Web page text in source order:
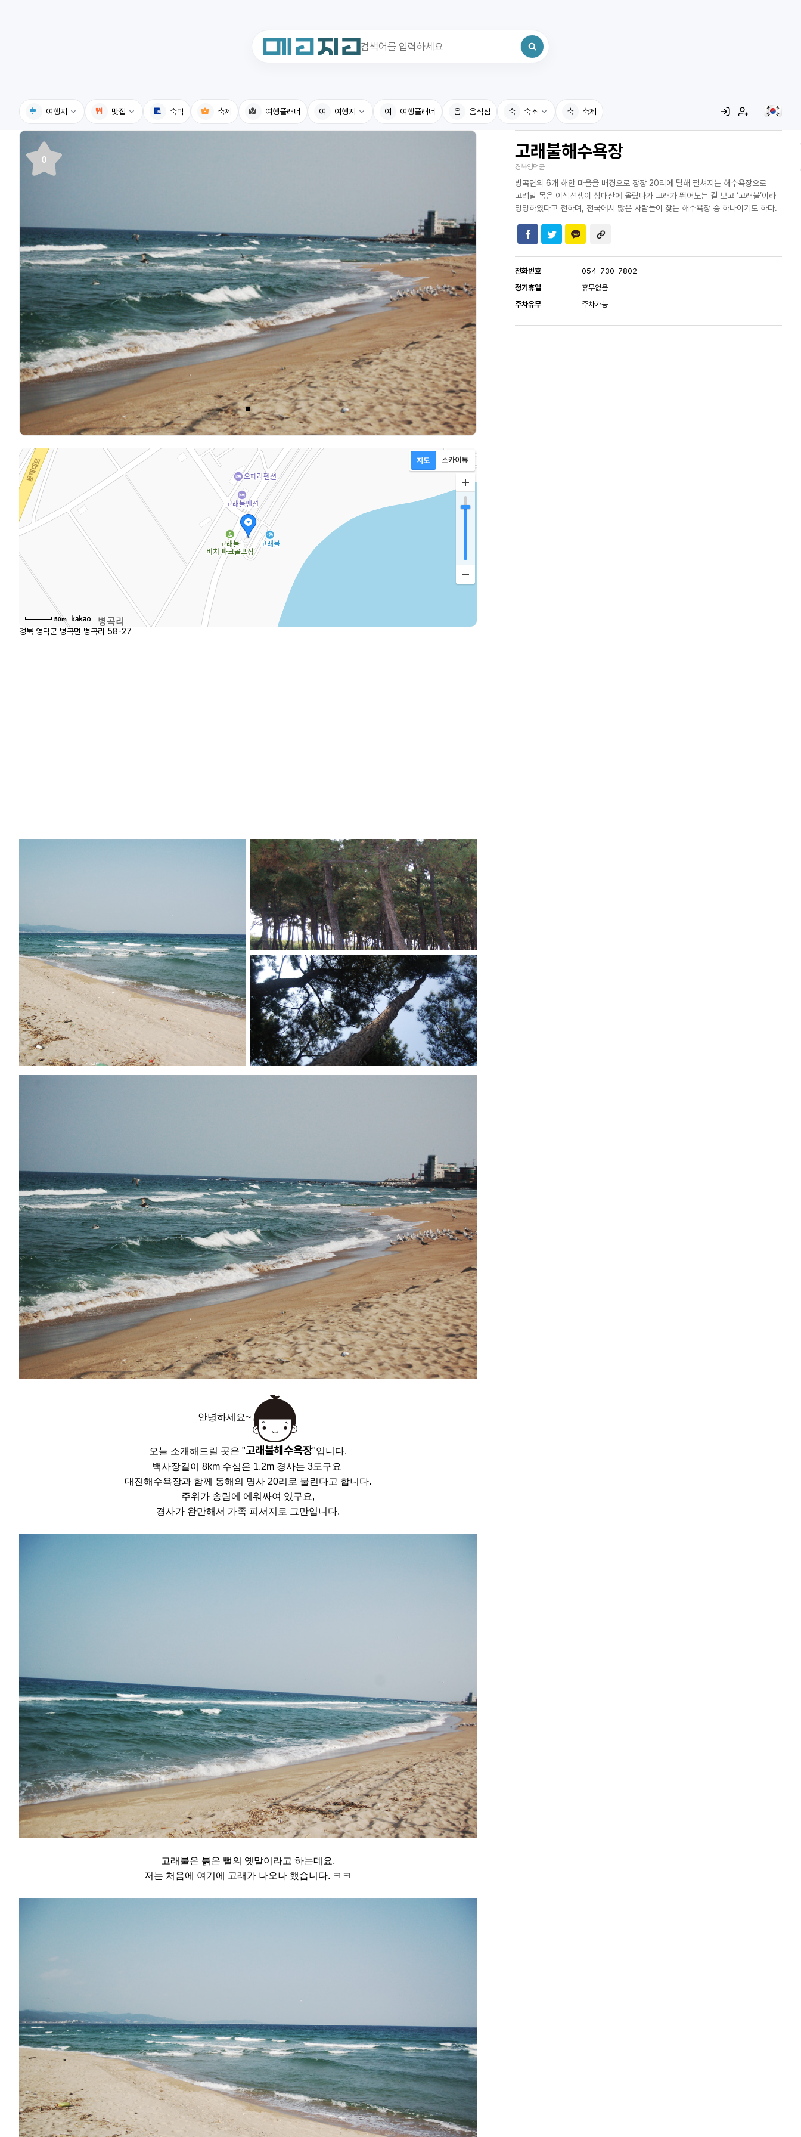
여행지
국내여행지
휴게소
맛집 숙박 축제 여행플래너 여 여행지 여 여행플래너 음 음식점 숙 숙소
국내맛집
고수의레시피
음식용어사전
축 축제
최근 검색어가 없습니다.
고래불해수욕장
경북영덕군
병곡면의 6개 해안 마을을 배경으로 장장 20리에 달해 펼쳐지는 해수욕장으로
고려말 목은 이색선생이 상대산에 올랐다가 고래가 뛰어노는 걸 보고 ‘고래불’이라
명명하였다고 전하며, 전국에서 많은 사람들이 찾는 해수욕장 중 하나이기도 하다.
전화번호
054-730-7802
정기휴일
휴무없음
주차유무
주차가능
0
50m
경북 영덕군 병곡면 병곡리 58-27
안녕하세요~
오늘 소개해드릴 곳은 "고래불해수욕장"입니다.
백사장길이 8km 수심은 1.2m 경사는 3도구요
대진해수욕장과 함께 동해의 명사 20리로 불린다고 합니다.
주위가 송림에 에워싸여 있구요,
경사가 완만해서 가족 피서지로 그만입니다.
고래불은 붉은 뻘의 옛말이라고 하는데요,
저는 처음에 여기에 고래가 나오나 했습니다. ㅋㅋ